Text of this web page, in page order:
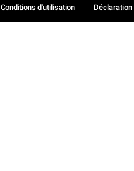
Conditions d'utilisation